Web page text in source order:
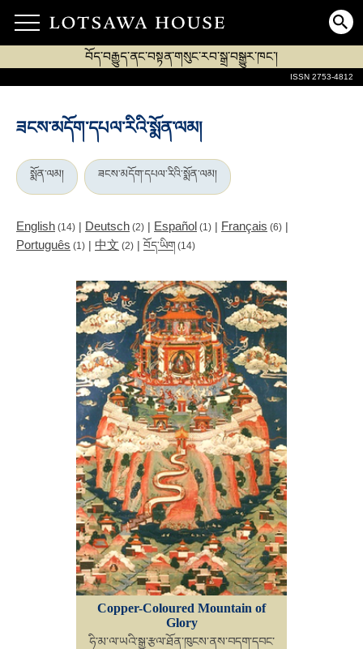
བོད་བརྒྱུད་ནང་བསྟན་གསུང་རབ་སྒྲ་བསྒྱུར་ཁང་།
ISSN 2753-4812
ཟངས་མདོག་དཔལ་རིའི་སྨོན་ལམ།
སྨོན་ལམ། ཟངས་མདོག་དཔལ་རིའི་སྨོན་ལམ།
English (14) | Deutsch (2) | Español (1) | Français (6) |
Português (1) | 中文 (2) | བོད་ཡིག (14)
Copper-Coloured Mountain of
Glory
ཧི་མ་ལ་ཡའི་སྒྱུ་རྩལ་ཐོན་ཁུངས་ནས་བདག་དབང་